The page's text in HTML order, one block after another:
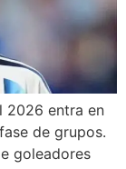
2026 entra en
de grupos.
goleadores